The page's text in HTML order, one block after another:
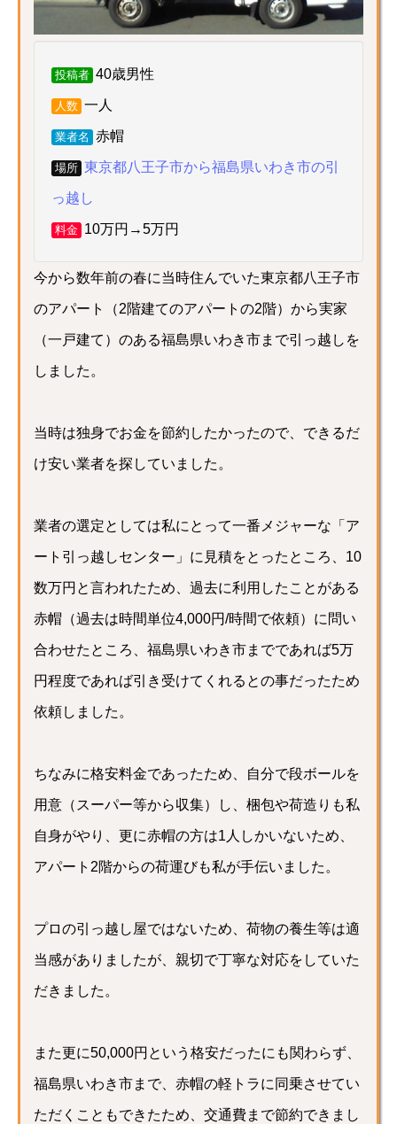
投稿者 40歳男性
人数 一人
業者名 赤帽
場所 東京都八王子市から福島県いわき市の引
っ越し
料金 10万円→5万円
今から数年前の春に当時住んでいた東京都八王子市
のアパート（2階建てのアパートの2階）から実家
（一戸建て）のある福島県いわき市まで引っ越しを
しました。
当時は独身でお金を節約したかったので、できるだ
け安い業者を探していました。
業者の選定としては私にとって一番メジャーな「ア
ート引っ越しセンター」に見積をとったところ、10
数万円と言われたため、過去に利用したことがある
赤帽（過去は時間単位4,000円/時間で依頼）に問い
合わせたところ、福島県いわき市までであれば5万
円程度であれば引き受けてくれるとの事だったため
依頼しました。
ちなみに格安料金であったため、自分で段ボールを
用意（スーパー等から収集）し、梱包や荷造りも私
自身がやり、更に赤帽の方は1人しかいないため、
アパート2階からの荷運びも私が手伝いました。
プロの引っ越し屋ではないため、荷物の養生等は適
当感がありましたが、親切で丁寧な対応をしていた
だきました。
また更に50,000円という格安だったにも関わらず、
福島県いわき市まで、赤帽の軽トラに同乗させてい
ただくこともできたため、交通費まで節約できまし